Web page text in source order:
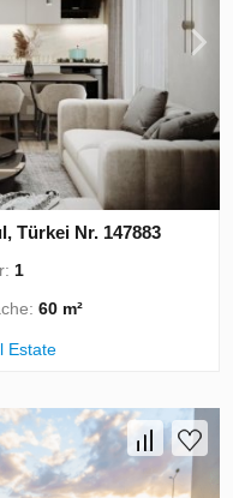
Türkei Nr. 147883
1
60 m²
Estate